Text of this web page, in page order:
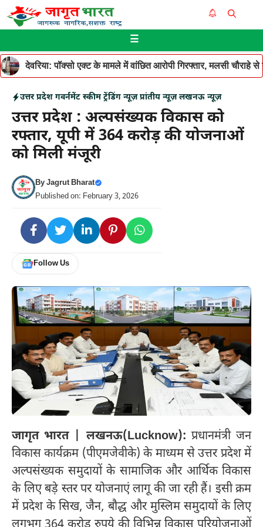
Skip
to
☰
देवरिया: पॉक्सो एक्ट के मामले में वांछित आरोपी गिरफ्तार, मलसी चौराहे
उत्तर प्रदेश गवर्नमेंट स्कीम ट्रेंडिंग न्यूज़ प्रांतीय न्यूज़ लखनऊ न्यूज़
उत्तर प्रदेश : अल्पसंख्यक विकास को
रफ्तार, यूपी में 364 करोड़ की योजनाओं
को मिली मंजूरी
ByJagrut Bharat
Published on: February 3, 2026
Follow Us
जागृत भारत | लखनऊ(Lucknow): प्रधानमंत्री जन
विकास कार्यक्रम (पीएमजेवीके) के माध्यम से उत्तर प्रदेश में
अल्पसंख्यक समुदायों के सामाजिक और आर्थिक विकास
के लिए बड़े स्तर पर योजनाएं लागू की जा रही हैं। इसी क्रम
में प्रदेश के सिख, जैन, बौद्ध और मुस्लिम समुदायों के लिए